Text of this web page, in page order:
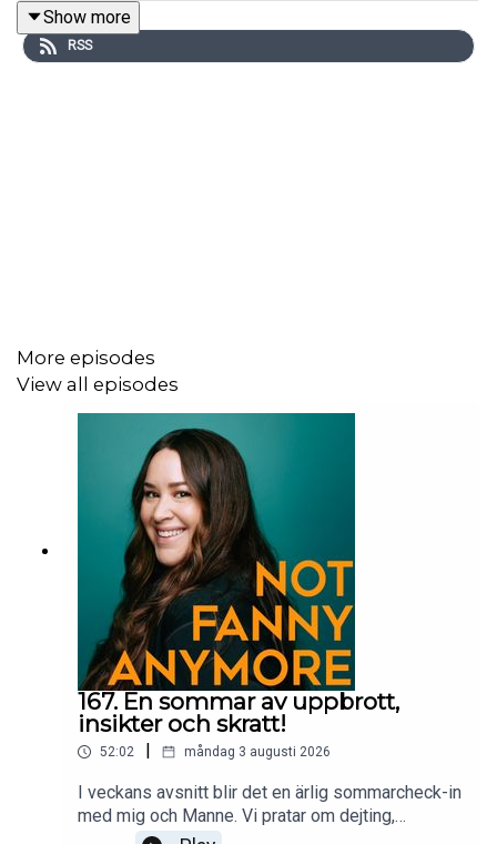
behövliga dejtingtips.
Vi pratar också om hur ryggen mår, hur träningen faktiskt
Show more
RSS
More episodes
View all episodes
167. En sommar av uppbrott,
insikter och skratt!
52:02 måndag 3 augusti 2026
I veckans avsnitt blir det en ärlig sommarcheck-in
med mig och Manne. Vi pratar om dejting,
uppbrott och vad sommaren lärt oss hittills. Hur